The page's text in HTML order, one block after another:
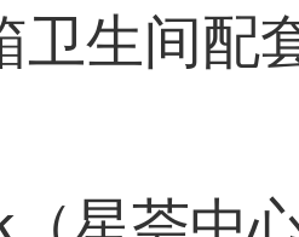
卫生间配